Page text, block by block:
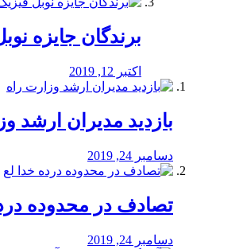
برندگان جایزه نوبل
اکتبر 12, 2019
بازدید مدیران ارشد
دسامبر 24, 2019
تصادف در محدوده
دسامبر 24, 2019